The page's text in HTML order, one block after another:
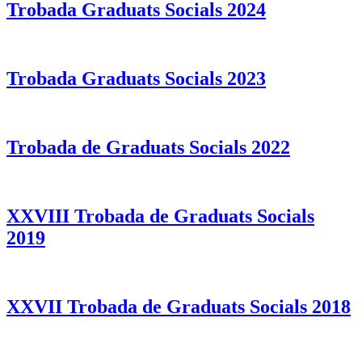
Trobada Graduats Socials 2024
Trobada Graduats Socials 2023
Trobada de Graduats Socials 2022
XXVIII Trobada de Graduats Socials
2019
XXVII Trobada de Graduats Socials 2018